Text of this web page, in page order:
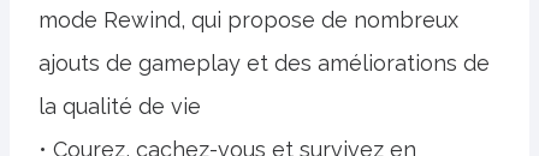
mode Rewind, qui propose de nombreux
ajouts de gameplay et des améliorations de
la qualité de vie
• Courez, cachez-vous et survivez en